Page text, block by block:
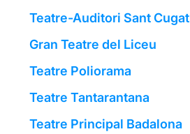
Teatre-Auditori Sant Cugat
Gran Teatre del Liceu
Teatre Poliorama
Teatre Tantarantana
Teatre Principal Badalona